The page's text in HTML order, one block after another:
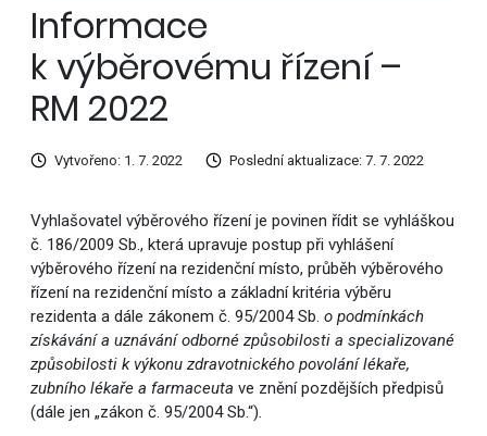
Informace
k výběrovému řízení –
RM 2022
Vytvořeno: 1. 7. 2022 Poslední aktualizace: 7. 7. 2022
Vyhlašovatel výběrového řízení je povinen řídit se vyhláškou
č. 186/2009 Sb., která upravuje postup při vyhlášení
výběrového řízení na rezidenční místo, průběh výběrového
řízení na rezidenční místo a základní kritéria výběru
rezidenta a dále zákonem č. 95/2004 Sb. o podmínkách
získávání a uznávání odborné způsobilosti a specializované
způsobilosti k výkonu zdravotnického povolání lékaře,
zubního lékaře a farmaceuta ve znění pozdějších předpisů
(dále jen „zákon č. 95/2004 Sb.“).